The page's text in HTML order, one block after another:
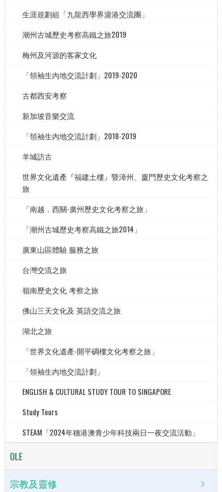
生涯規劃組「九龍西學界滬港交流團」
潮州古城歷史考察高鐵之旅2019
梅州及河源的客家文化
「領袖生內地交流計劃」2019-2020
古都西安考察
新加坡音樂交流
「領袖生內地交流計劃」2018-2019
羊城訪古
世界文化遺產『福建土樓』暨漳州、廈門歷史文化考察之
旅
「南越．西關-廣州歷史文化考察之旅」
「潮州古城歷史考察高鐵之旅2014」
廣東山區體驗 服務之旅
台灣交流之旅
嶺南歷史文化 考察之旅
佛山三天文化及 英語交流之旅
湖北之旅
「世界文化遺產-開平碉樓文化考察之旅」
「領袖生內地交流計劃」
ENGLISH & CULTURAL STUDY TOUR TO SINGAPORE
Study Tours
STEAM「2024年穗港澳青少年科技兩日一夜交流活動」
OLE
宗教及靈修